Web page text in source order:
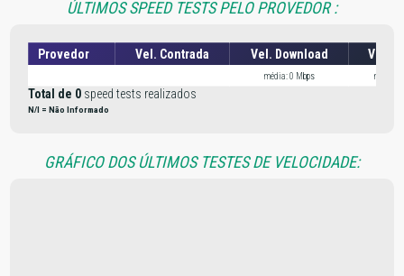
ÚLTIMOS SPEED TESTS PELO PROVEDOR :
Provedor Vel. Contrada Vel. Download Vel.
média: 0 Mbps média:
Total de 0 speed tests realizados
N/I = Não Informado
GRÁFICO DOS ÚLTIMOS TESTES DE VELOCIDADE: